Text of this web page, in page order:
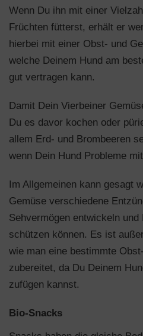
Wenn Du ihn mit einer
Früchten fütterst, erhält er
hierbei mit einer Obst- und
welche Deinem Hund am
gut vertragen kann.
Damit Dein Vierbeiner
Du es davor kochen oder
allem Erd- und Brombeeren
wenn Dein Hund Probleme
Im Allgemeinen kann gesagt
Gemüse verschiedene
Sehvermögen entwickeln
schützen können. Es ist
wie man eine bestimmte
zubereitet, da Du Deinem
zufügen kannst.
Bio-Snacks